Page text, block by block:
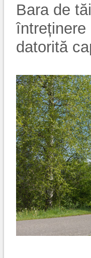
Bara de
întreținere
datorită